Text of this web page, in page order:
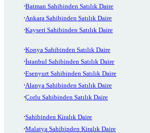
Batman Sahibinden Satılık Daire
Ankara Sahibinden Satılık Daire
Kayseri Sahibinden Satılık Daire
Konya Sahibinden Satılık Daire
İstanbul Sahibinden Satılık Daire
Esenyurt Sahibinden Satılık Daire
Alanya Sahibinden Satılık Daire
Çorlu Sahibinden Satılık Daire
Sahibinden Kiralık Daire
Malatya Sahibinden Kiralık Daire